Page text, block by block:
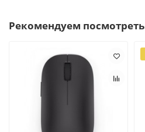
Рекомендуем посмотреть